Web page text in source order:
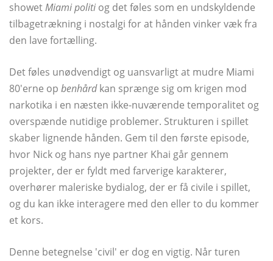
showetMiami politi og det føles som en undskyldende
tilbagetrækning i nostalgi for at hånden vinker væk fra
den lave fortælling.
Det føles unødvendigt og uansvarligt at mudre Miami
80'erne op benhårdkan sprænge sig om krigen mod
narkotika i en næsten ikke-nuværende temporalitet og
overspænde nutidige problemer. Strukturen i spillet
skaber lignende hånden. Gem til den første episode,
hvor Nick og hans nye partner Khai går gennem
projekter, der er fyldt med farverige karakterer,
overhører maleriske bydialog, der er få civile i spillet,
og du kan ikke interagere med den eller to du kommer
et kors.
Denne betegnelse 'civil' er dog en vigtig. Når turen